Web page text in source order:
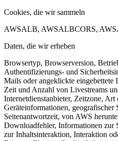
Cookies, die wir sammeln
AWSALB, AWSALBCORS,
Daten, die wir erheben
Browsertyp, Browserversion,
Authentifizierungs- und
Mails oder angeklickte eingebettete
Zeit und Anzahl von Livestreams
Internetdienstanbieter, Zeitzone,
Geräteinformationen, geografischer
Seitenantwortzeit, von AWS
Downloadfehler, Informationen zur
zur Inhaltsinteraktion, Interaktion